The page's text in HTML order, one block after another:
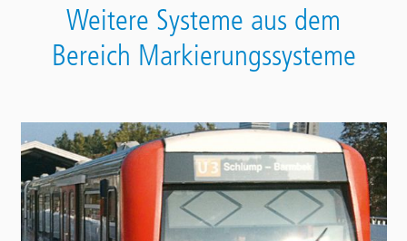
Weitere Systeme aus dem
Bereich Markierungssysteme